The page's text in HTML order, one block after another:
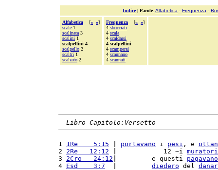
Indice| Parole: Alfabetica - Frequenza -
Alfabetica [« »]
scale 1
scalinata 3
scalini 1
scalpellini 4
scalpello 2
scaltri 1
scalzato 2
Frequenza [« »]
4 sbocciati
4 scala
4 scaldarsi
4 scalpellini
4 scamperai
4 scannano
4 scannati
Libro Capitolo:Versetto
1 1Re    5:15 portavano i pesi , e
2 2Re   12:12 |            12 ~i muratori
3 2Cro   24:12 |         e questi pagavano
4 Esd    3:7 diedero del